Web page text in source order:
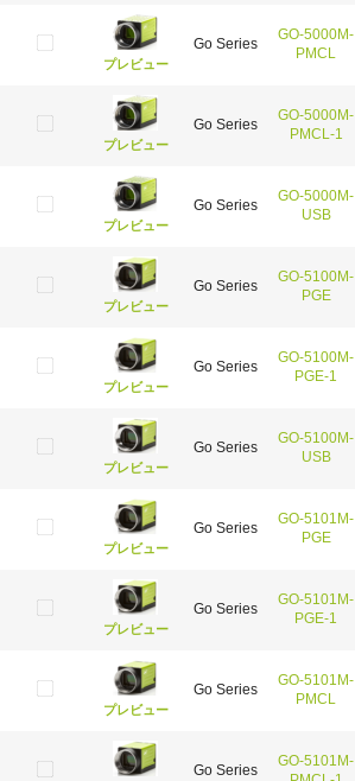
プレビュー
Go Series
GO-5000M-
PMCL
プレビュー
Go Series
GO-5000M-
PMCL-1
プレビュー
Go Series
GO-5000M-
USB
プレビュー
Go Series
GO-5100M-
PGE
プレビュー
Go Series
GO-5100M-
PGE-1
プレビュー
Go Series
GO-5100M-
USB
プレビュー
Go Series
GO-5101M-
PGE
プレビュー
Go Series
GO-5101M-
PGE-1
プレビュー
Go Series
GO-5101M-
PMCL
Go Series
GO-5101M-